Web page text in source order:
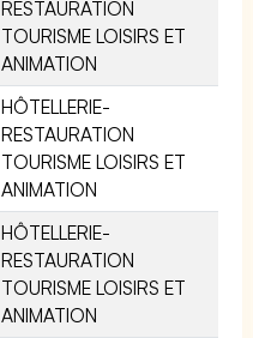
RESTAURATION
TOURISME LOISIRS ET
ANIMATION
HÔTELLERIE-
RESTAURATION
TOURISME LOISIRS ET
ANIMATION
HÔTELLERIE-
RESTAURATION
TOURISME LOISIRS ET
ANIMATION